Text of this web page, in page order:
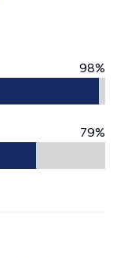
98%
79%